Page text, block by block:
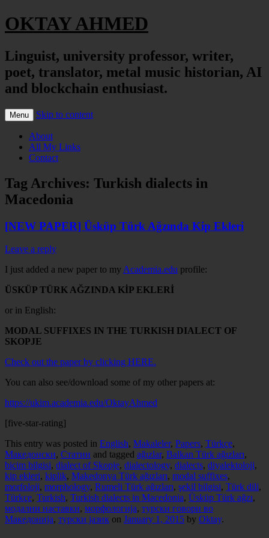
OKTAY AHMED
Linguist, university professor, writer,
poet, translator, metal music historian, AI
and blockchain enthusiast.
Menu Skip to content
About
All My Links
Contact
Tag Archives: Turkish dialects in
Macedonia
[NEW PAPER] Üsküp Türk Ağzında Kip Ekleri
Leave a reply
I just added a new paper to my Academia.edu profile:
ÜSKÜP TÜRK AĞZINDA KİP EKLERİ
or in English:
MODAL SUFFIXES IN THE TURKISH DIALECT OF
SKOPJE
Check out the paper by clicking HERE.
You can also see/download some of my other papers at:
https://ukim.academia.edu/OktayAhmed
[five-star-rating]
This entry was posted in English, Makaleler, Papers, Türkçe,
Македонски, Статии and tagged ağızlar, Balkan Türk ağızları,
biçim bilgisi, dialect of Skopje, dialectology, dialects, diyalektoloji,
kip ekleri, kiplik, Makedonya Türk ağızları, modal suffixes,
morfoloji, morphology, Rumeli Türk ağızları, şekil bilgisi, Türk dili,
Türkçe, Turkish, Turkish dialects in Macedonia, Üsküp Türk ağzı,
модални наставки, морфологија, турски говори во
Македонија, турски јазик on January 1, 2015 by Oktay.